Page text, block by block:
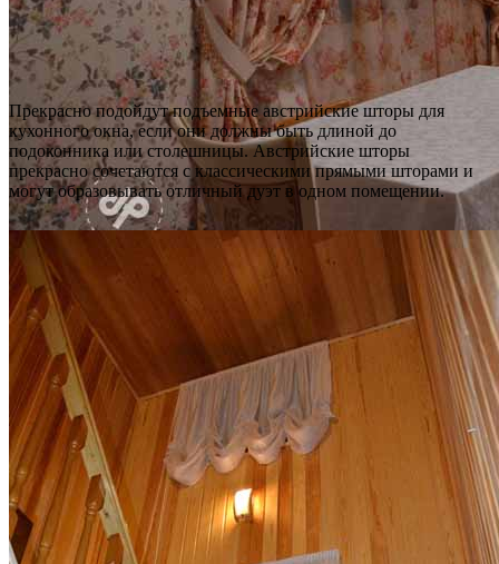
Прекрасно подойдут подъемные австрийские шторы для
кухонного окна, если они должны быть длиной до
подоконника или столешницы. Австрийские шторы
прекрасно сочетаются с классическими прямыми шторами и
могут образовывать отличный дуэт в одном помещении.